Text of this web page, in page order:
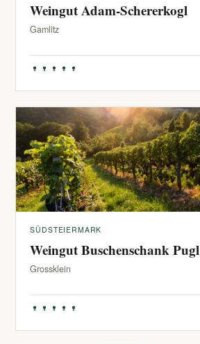
Weingut Adam-Schererkogl
Gamlitz
SÜDSTEIERMARK
Weingut Buschenschank Pugl
Grossklein